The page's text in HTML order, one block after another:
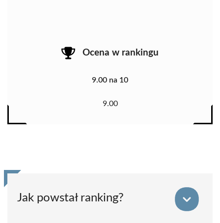
Ocena w rankingu
9.00 na 10
9.00
Jak powstał ranking?